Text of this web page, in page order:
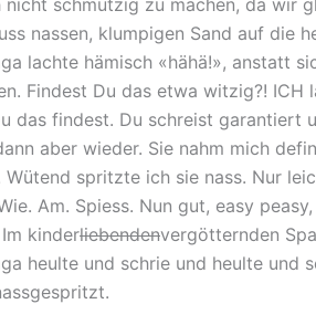
nassen, klumpigen Sand auf die
lachte hämisch «hähä!», anstatt
Findest Du das etwa witzig?! ICH
das findest. Du schreist garantiert
aber wieder. Sie nahm mich
Wütend spritzte ich sie nass. Nur
Am. Spiess. Nun gut, easy
kinderliebendenvergötternden
heulte und schrie und heulte und